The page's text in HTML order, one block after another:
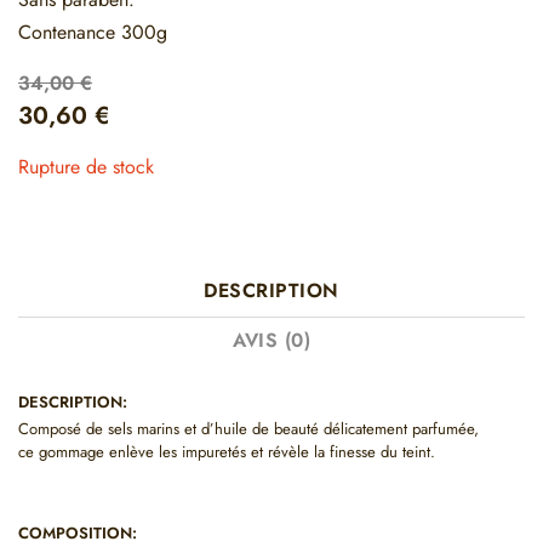
Contenance 300g
34,00€
30,60 €
Rupture de stock
DESCRIPTION
AVIS (0)
DESCRIPTION:
Composé de sels marins et d’huile de beauté délicatement parfumée,
ce gommage enlève les impuretés et révèle la finesse du teint.
COMPOSITION: